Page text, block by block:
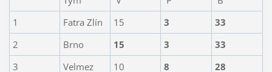
1
Fatra Zlín 15 3
33
2
Brno 15 3
33
3
Velmez 10 8
28